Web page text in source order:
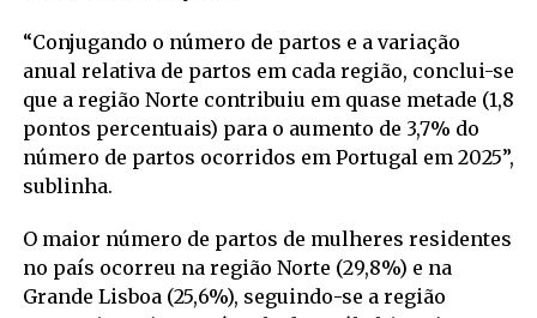
“Conjugando o número de partos e a variação
anual relativa de partos em cada região, conclui-se
que a região Norte contribuiu em quase metade (1,8
pontos percentuais) para o aumento de 3,7% do
número de partos ocorridos em Portugal em 2025”,
sublinha.
O maior número de partos de mulheres residentes
no país ocorreu na região Norte (29,8%) e na
Grande Lisboa (25,6%), seguindo-se a região